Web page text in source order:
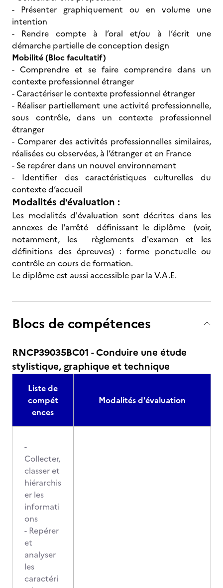
- Présenter graphiquement ou en volume une
intention
- Rendre compte à l’oral et/ou à l’écrit une
démarche partielle de conception design
Mobilité (Bloc facultatif)
- Comprendre et se faire comprendre dans un
contexte professionnel étranger
- Caractériser le contexte professionnel étranger
- Réaliser partiellement une activité professionnelle,
sous contrôle, dans un contexte professionnel
étranger
- Comparer des activités professionnelles similaires,
réalisées ou observées, à l’étranger et en France
- Se repérer dans un nouvel environnement
- Identifier des caractéristiques culturelles du
contexte d’accueil
Modalités d'évaluation :
Les modalités d'évaluation sont décrites dans les
annexes de l'arrêté définissant le diplôme (voir,
notamment, les règlements d'examen et les
définitions des épreuves) : forme ponctuelle ou
contrôle en cours de formation.
Le diplôme est aussi accessible par la V.A.E.
Blocs de compétences
RNCP39035BC01 - Conduire une étude
stylistique, graphique et technique
Liste de
compét
ences
Modalités d'évaluation
-
Collecter,
classer et
hiérarchis
er les
informati
ons
- Repérer
et
analyser
les
caractéri